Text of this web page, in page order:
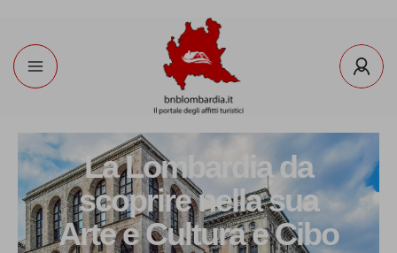
La Lombardia da
scoprire nella sua
Arte e Cultura e Cibo